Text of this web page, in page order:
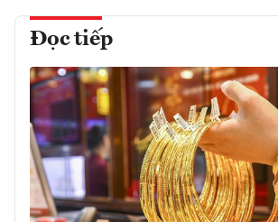
Đọc tiếp